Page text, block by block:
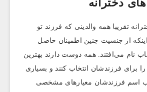
دخترانه
تقریبا همه والدینی که فرزند تو
از جنسیت جنین اطمینان حاصل
نام می‌افتند. همه دوست دارند بهترین
برای فرزندشان انتخاب کنند و بسیاری
اسم فرزندشان معیارهای مشخصی